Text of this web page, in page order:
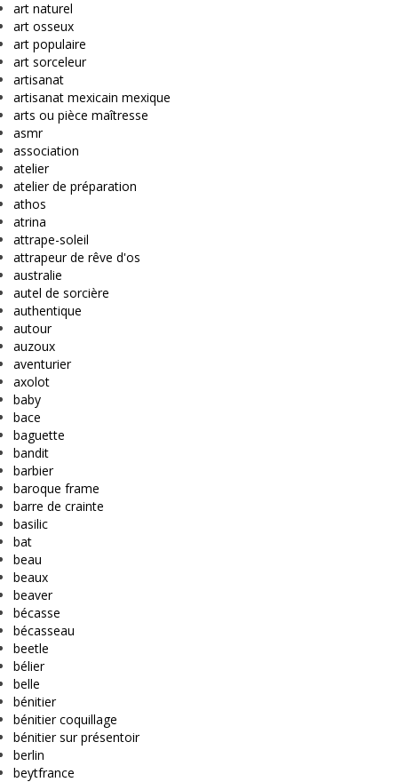
art naturel
art osseux
art populaire
art sorceleur
artisanat
artisanat mexicain mexique
arts ou pièce maîtresse
asmr
association
atelier
atelier de préparation
athos
atrina
attrape-soleil
attrapeur de rêve d'os
australie
autel de sorcière
authentique
autour
auzoux
aventurier
axolot
baby
bace
baguette
bandit
barbier
baroque frame
barre de crainte
basilic
bat
beau
beaux
beaver
bécasse
bécasseau
beetle
bélier
belle
bénitier
bénitier coquillage
bénitier sur présentoir
berlin
beytfrance